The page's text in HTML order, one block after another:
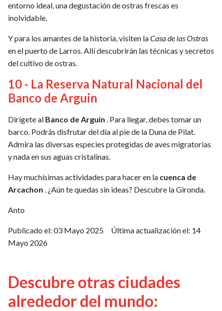
entorno ideal, una degustación de ostras frescas es
inolvidable.
Y para los amantes de la historia, visiten laCasa de las Ostras
en el puerto de Larros. Allí descubrirán las técnicas y secretos
del cultivo de ostras.
10 - La Reserva Natural Nacional del
Banco de Arguin
Dirígete al Banco de Arguin . Para llegar, debes tomar un
barco. Podrás disfrutar del día al pie de la Duna de Pilat.
Admira las diversas especies protegidas de aves migratorias
y nada en sus aguas cristalinas.
Hay muchísimas actividades para hacer en la cuenca de
Arcachon . ¿Aún te quedas sin ideas? Descubre la Gironda.
Anto
Publicado el: 03 Mayo 2025 Última actualización el: 14
Mayo 2026
Descubre otras ciudades
alrededor del mundo: